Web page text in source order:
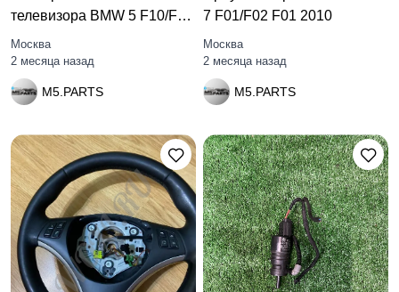
телевизора BMW 5 F10/F11
F10 2010
Москва
2 месяца назад
M5.PARTS
7 F01/F02 F01 2010
Москва
2 месяца назад
M5.PARTS